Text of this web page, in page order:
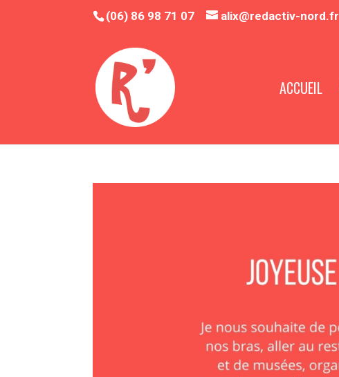
(06) 86 98 71 07 alix@redactiv-nord.fr
ACCUEIL